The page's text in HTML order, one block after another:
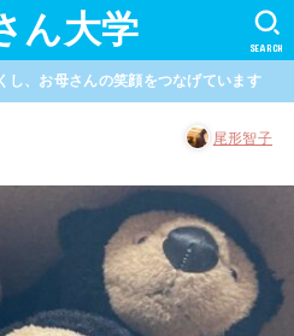
ん大学 SEARCH
し、お母さんの笑顔をつなげています
尾形智子